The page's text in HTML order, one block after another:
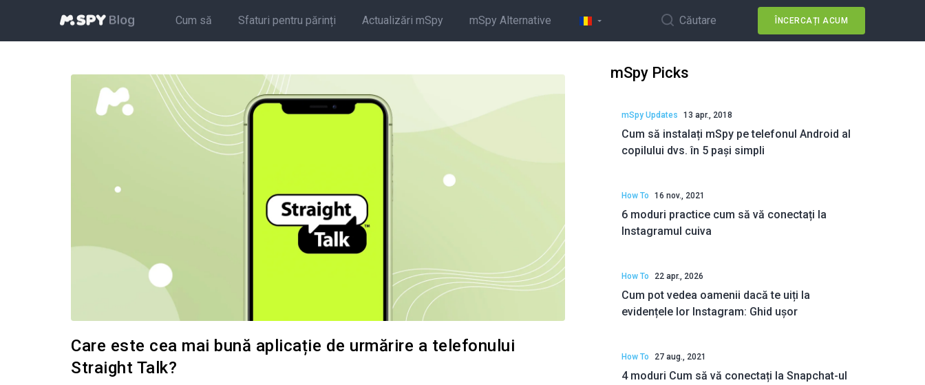
Cum să Sfaturi pentru părinți Actualizări mSpy mSpy Alternative Căutare ÎNCERCAȚI ACUM
Care este cea mai bună aplicație de urmărire a telefonului
Straight Talk?
mSpy Picks
mSpy Updates 13 apr., 2018
Cum să instalați mSpy pe telefonul Android al
copilului dvs. în 5 pași simpli
How To 16 nov., 2021
6 moduri practice cum să vă conectați la
Instagramul cuiva
How To 22 apr., 2026
Cum pot vedea oamenii dacă te uiți la
evidențele lor Instagram: Ghid ușor
How To 27 aug., 2021
4 moduri Cum să vă conectați la Snapchat-ul